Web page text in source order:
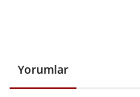
Yorumlar